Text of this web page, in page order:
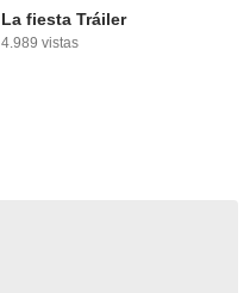
La fiesta Tráiler
4.989 vistas